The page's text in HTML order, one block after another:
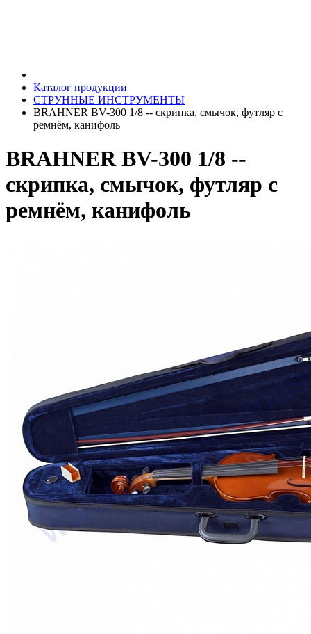
Каталог продукции
СТРУННЫЕ ИНСТРУМЕНТЫ
BRAHNER BV-300 1/8 -- скрипка, смычок, футляр с
ремнём, канифоль
BRAHNER BV-300 1/8 --
скрипка, смычок, футляр с
ремнём, канифоль